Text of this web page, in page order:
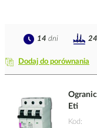
Dodaj do porównania
14 dni
Eti
Kod